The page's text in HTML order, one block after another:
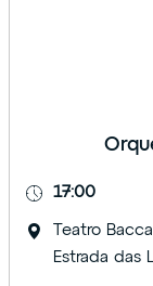
17:00
Teatro
Estrada das